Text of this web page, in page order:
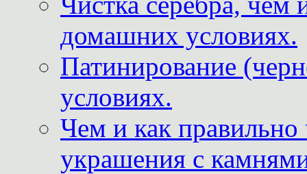
домашних условиях.
Патинирование
условиях.
Чем и как
украшения с